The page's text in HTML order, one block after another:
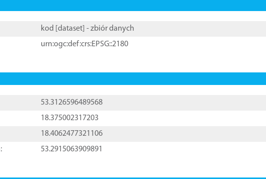
kod [ dataset ] - zbiór danych
urn:ogc:def:crs:EPSG::2180
53.3126596489568
18.375002317203
18.4062477321106
53.2915063909891